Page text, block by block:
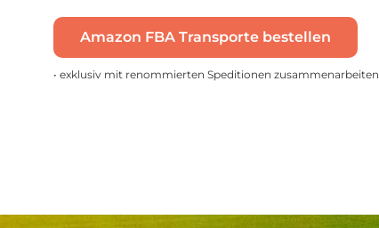
Amazon FBA Transporte bestellen
• exklusiv mit renommierten Speditionen zusammenarbeiten